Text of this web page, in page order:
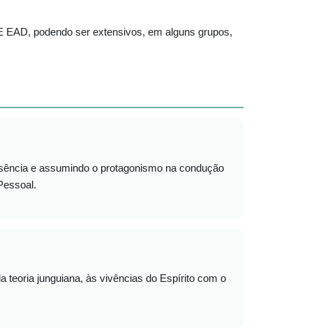
podendo ser extensivos, em alguns grupos,
e assumindo o protagonismo na condução
teoria junguiana, às vivências do Espírito com o